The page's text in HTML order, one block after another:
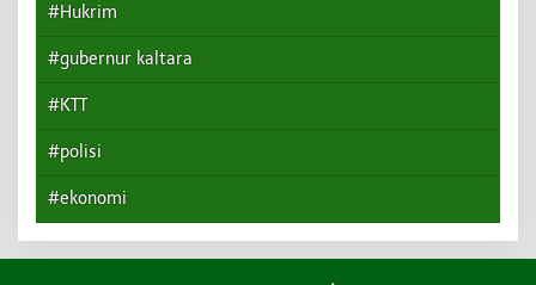
#Hukrim
#gubernur kaltara
#KTT
#polisi
#ekonomi